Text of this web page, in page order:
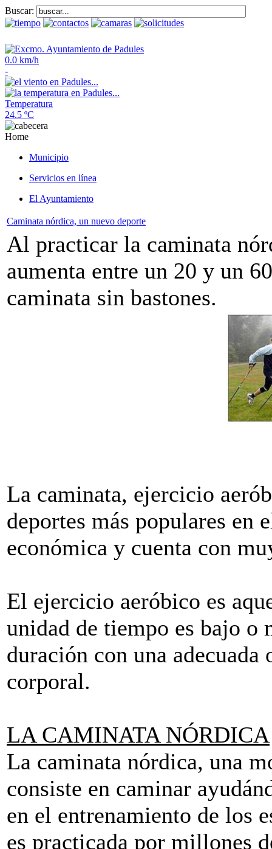
Buscar:
0.0 km/h
-
Temperatura
24.5 ºC
Home
Municipio
Servicios en línea
El Ayuntamiento
Caminata nórdica, un nuevo deporte
Al practicar la caminata
aumenta entre un 20 y un
caminata sin bastones.
La caminata, ejercicio
deportes más populares en
económica y cuenta con
El ejercicio aeróbico es
unidad de tiempo es bajo o
duración con una
corporal.
LA CAMINATA NÓRDICA
La caminata nórdica, una
consiste en caminar
en el entrenamiento de los
es practicada por millones